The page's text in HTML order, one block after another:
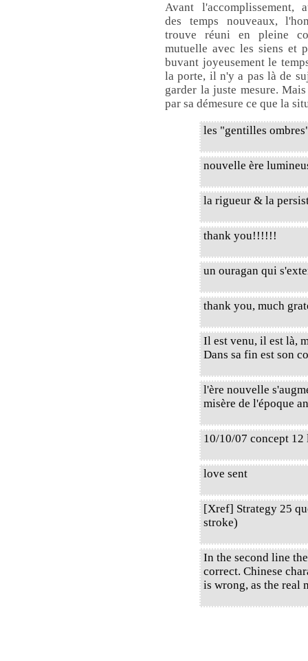
Avant l'accomplissement,
des temps nouveaux,
trouve réuni en pleine
mutuelle avec les siens et
buvant joyeusement le
la porte, il n'y a pas là de
garder la juste mesure.
par sa démesure ce que la
les "gentilles
nouvelle ère
la rigueur & la
thank you!!!!!!
un ouragan qui
thank you, much
Il est venu, il est là,
Dans sa fin est son
l'ère nouvelle
misère de l'époque
10/10/07 concept 12
love sent
[Xref] Strategy 25
stroke)
In the second line
correct. Chinese
is wrong, as the real